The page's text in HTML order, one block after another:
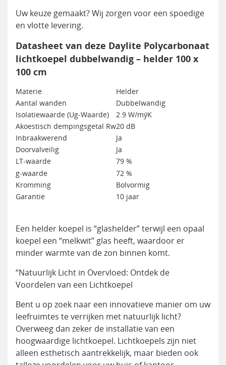
Uw keuze gemaakt? Wij zorgen voor een spoedige
en vlotte levering.
Datasheet van deze Daylite Polycarbonaat
lichtkoepel dubbelwandig – helder 100 x
100 cm
Materie
Helder
Aantal wanden
Dubbelwandig
Isolatiewaarde (Ug-Waarde)
2.9 W/mýK
Akoestisch dempingsgetal Rw20 dB
Inbraakwerend
Ja
Doorvalveilig
Ja
LT-waarde
79 %
g-waarde
72 %
Kromming
Bolvormig
Garantie
10 jaar
Een helder koepel is “glashelder” terwijl een opaal
koepel een “melkwit” glas heeft, waardoor er
minder warmte van de zon binnen komt.
“Natuurlijk Licht in Overvloed: Ontdek de
Voordelen van een Lichtkoepel
Bent u op zoek naar een innovatieve manier om uw
leefruimtes te verrijken met natuurlijk licht?
Overweeg dan zeker de installatie van een
hoogwaardige lichtkoepel. Lichtkoepels zijn niet
alleen esthetisch aantrekkelijk, maar bieden ook